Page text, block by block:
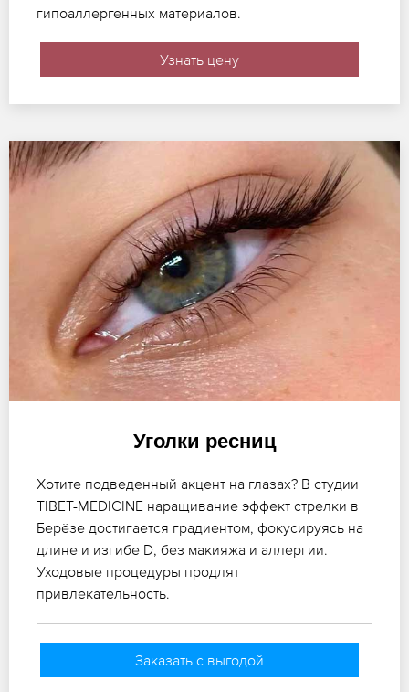
гипоаллергенных материалов.
Узнать цену
Уголки ресниц
Хотите подведенный акцент на глазах? В студии
TIBET-MEDICINE наращивание эффект стрелки в
Берёзе достигается градиентом, фокусируясь на
длине и изгибе D, без макияжа и аллергии.
Уходовые процедуры продлят
привлекательность.
Заказать с выгодой